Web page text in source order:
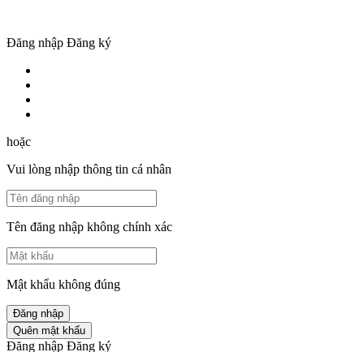
Đăng nhập Đăng ký
hoặc
Vui lòng nhập thông tin cá nhân
Tên đăng nhập không chính xác
Mật khẩu không đúng
Đăng nhập
Quên mật khẩu
Đăng nhập Đăng ký